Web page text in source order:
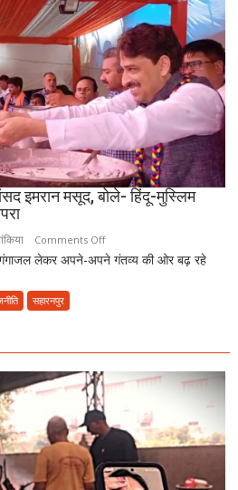
का
500
साल
पुराना
भूतेश्वर
महादेव
मंदिर,
जहां
मराठा
काल
में
भक्ति
इमरान मसूद, बोले- हिंदू-मुस्लिम
Comments Offon
कांवड़
इमरान
बोले-
हिंदू-
मुस्लिम
मिलकर
से गंगाजल लेकर अपने-अपने गंतव्य की ओर बढ़ रहे
सहारनपुर